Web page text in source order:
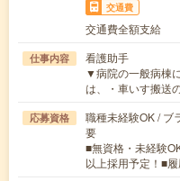
交通費
交通費全額支給
仕事内容
看護助手
▼病院の一般病棟
は、・車いす搬送
応募資格
職種未経験OK / ブ
要
■無資格・未経験
以上採用予定！■